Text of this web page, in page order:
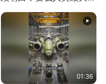
01:36